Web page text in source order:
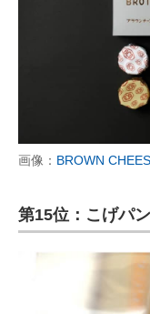
画像： BROWN
第15位：こげパ